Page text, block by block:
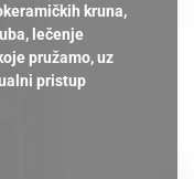
kruna,
lečenje
pružamo, uz
pristup